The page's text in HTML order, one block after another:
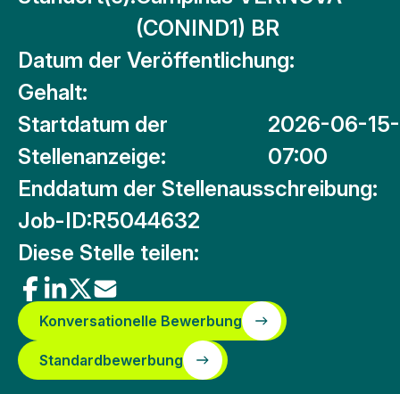
(CONIND1) BR
Datum der Veröffentlichung:
Gehalt:
Startdatum der
Stellenanzeige:
2026-06-15-
07:00
Enddatum der Stellenausschreibung:
Job-ID:R5044632
Diese Stelle teilen:
Konversationelle Bewerbung
Standardbewerbung